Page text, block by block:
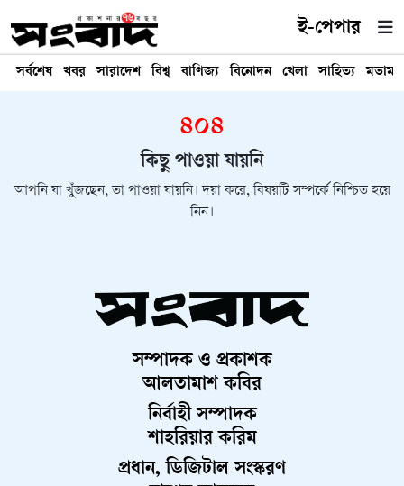
ই-পেপার
সর্বশেষ খবর সারাদেশ বিশ্ব বাণিজ্য বিনোদন খেলা সাহিত্য মতামত
৪০৪
কিছু পাওয়া যায়নি
আপনি যা খুঁজছেন, তা পাওয়া যায়নি। দয়া করে, বিষয়টি সম্পর্কে নিশ্চিত হয়ে
নিন।
সম্পাদক ও প্রকাশক
আলতামাশ কবির
নির্বাহী সম্পাদক
শাহরিয়ার করিম
প্রধান, ডিজিটাল সংস্করণ